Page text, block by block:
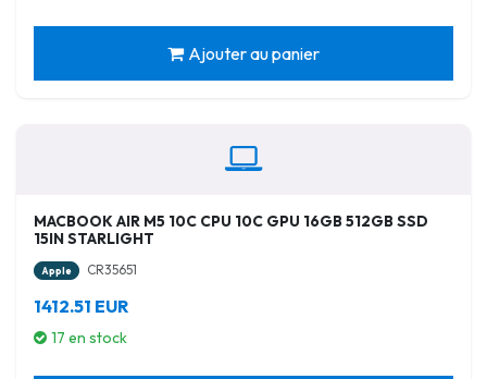
Ajouter au panier
MACBOOK AIR M5 10C CPU 10C GPU 16GB 512GB SSD
15IN STARLIGHT
Apple CR35651
1412.51 EUR
17 en stock